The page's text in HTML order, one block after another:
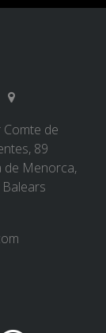
Comte de
89
de Menorca,
Balears